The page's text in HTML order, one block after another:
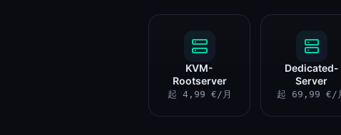
KVM-
Rootserver
起 4,99 €/月
Dedicated-
Server
起 69,99 €/